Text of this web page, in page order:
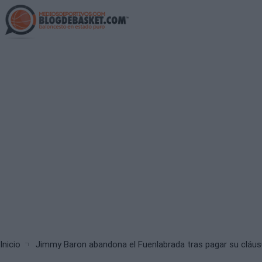
Skip
to
main
Breadcrumb
Inicio Jimmy Baron abandona el Fuenlabrada tras pagar su